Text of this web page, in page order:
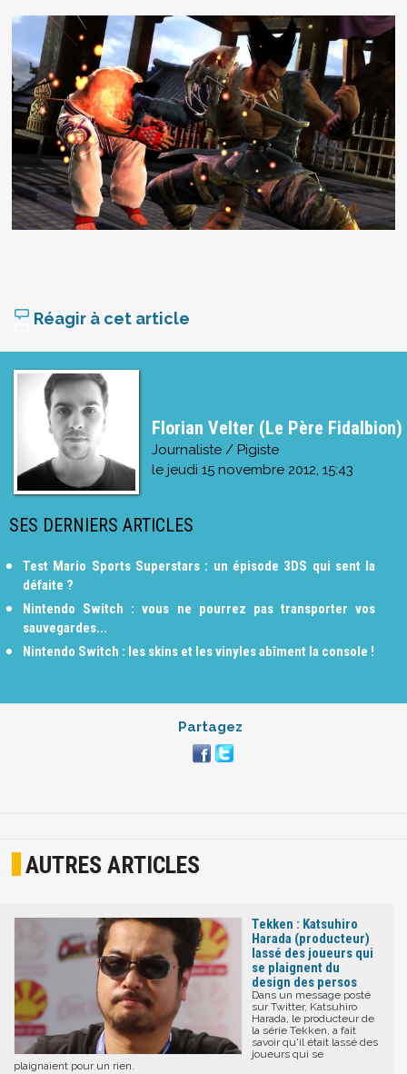
Réagir à cet article
Florian Velter (Le Père Fidalbion)
Journaliste / Pigiste
le jeudi 15 novembre 2012, 15:43
SES DERNIERS ARTICLES
Test Mario Sports Superstars : un épisode 3DS qui sent la
défaite ?
Nintendo Switch : vous ne pourrez pas transporter vos
sauvegardes...
Nintendo Switch : les skins et les vinyles abîment la console !
Partagez
AUTRES ARTICLES
Tekken : Katsuhiro
Harada (producteur)
lassé des joueurs qui
se plaignent du
design des persos
Dans un message posté
sur Twitter, Katsuhiro
Harada, le producteur de
la série Tekken, a fait
savoir qu'il était lassé des
joueurs qui se
plaignaient pour un rien.